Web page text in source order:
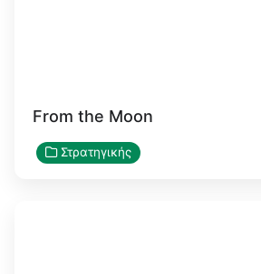
From the Moon
Στρατηγικής